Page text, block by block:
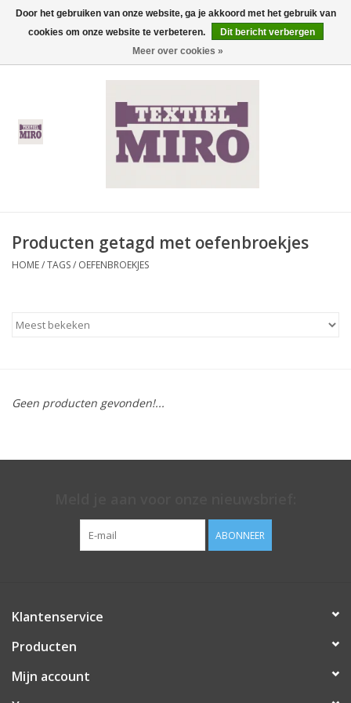
0 Artikelen - €0,00
Heren
Thermisch ondergoed
Producten getagd met oefenbroekjes
HOME/TAGS/ OEFENBROEKJES
Geen producten gevonden!...
ABONNEER
Klantenservice
Producten
Mijn account
Door het gebruiken van onze website, ga je akkoord met het gebruik van
cookies om onze website te verbeteren.
Dit bericht verbergen
Meer over cookies »